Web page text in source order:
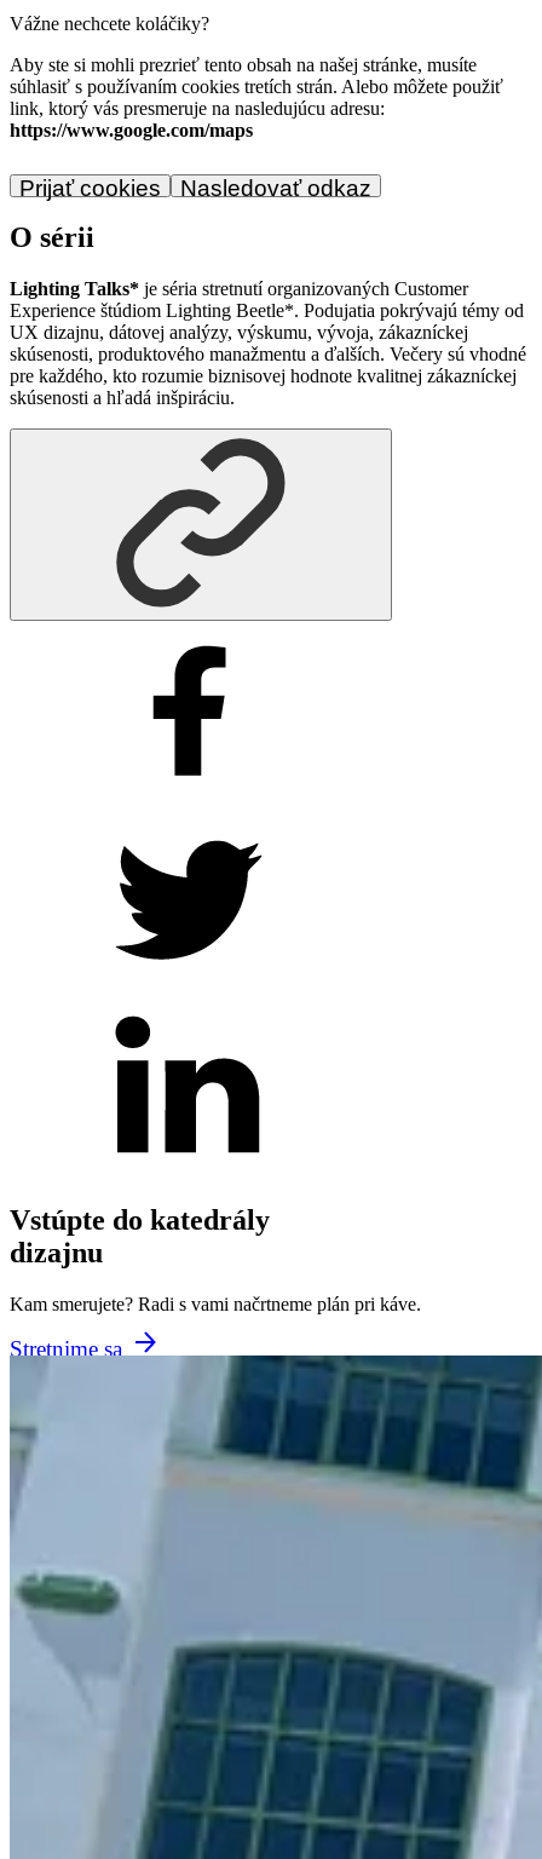
Vážne nechcete koláčiky?
Aby ste si mohli prezrieť tento obsah na našej stránke, musíte
súhlasiť s používaním cookies tretích strán. Alebo môžete použiť
link, ktorý vás presmeruje na nasledujúcu adresu:
https://www.google.com/maps
Prijať cookies Nasledovať odkaz
O sérii
Lighting Talks* je séria stretnutí organizovaných Customer
Experience štúdiom Lighting Beetle*. Podujatia pokrývajú témy od
UX dizajnu, dátovej analýzy, výskumu, vývoja, zákazníckej
skúsenosti, produktového manažmentu a ďalších. Večery sú vhodné
pre každého, kto rozumie biznisovej hodnote kvalitnej zákazníckej
skúsenosti a hľadá inšpiráciu.
Vstúpte do katedrály
dizajnu
Kam smerujete? Radi s vami načrtneme plán pri káve.
Stretnime sa